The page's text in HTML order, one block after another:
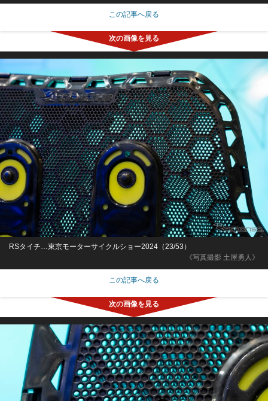
この記事へ戻る
《写真撮影 土屋勇人》
RSタイチ…東京モーターサイクルショー2024（23/53）
この記事へ戻る